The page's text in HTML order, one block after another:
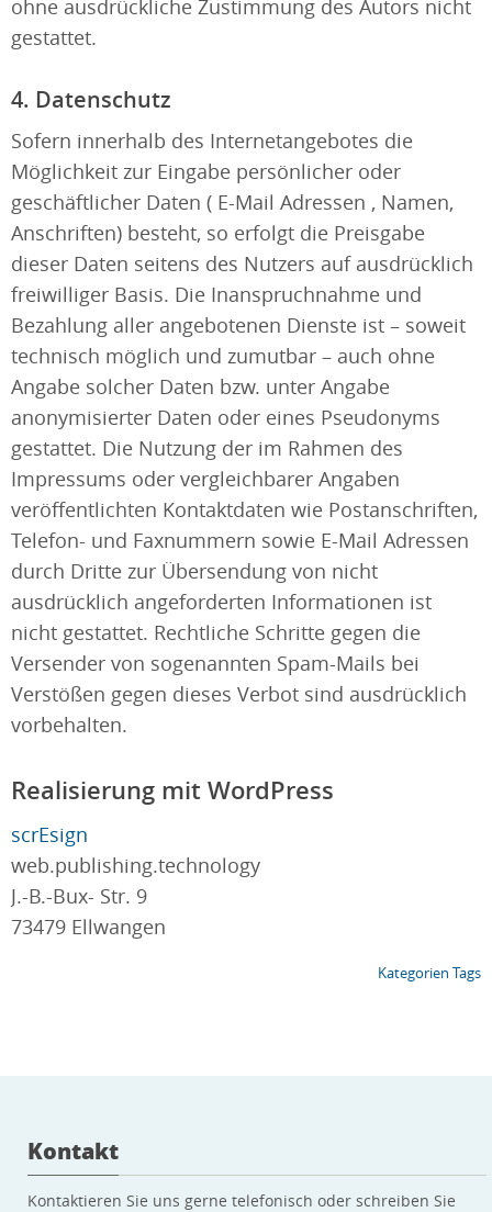
ohne ausdrückliche Zustimmung des Autors nicht
gestattet.
4. Datenschutz
Sofern innerhalb des Internetangebotes die
Möglichkeit zur Eingabe persönlicher oder
geschäftlicher Daten ( E-Mail Adressen , Namen,
Anschriften) besteht, so erfolgt die Preisgabe
dieser Daten seitens des Nutzers auf ausdrücklich
freiwilliger Basis. Die Inanspruchnahme und
Bezahlung aller angebotenen Dienste ist – soweit
technisch möglich und zumutbar – auch ohne
Angabe solcher Daten bzw. unter Angabe
anonymisierter Daten oder eines Pseudonyms
gestattet. Die Nutzung der im Rahmen des
Impressums oder vergleichbarer Angaben
veröffentlichten Kontaktdaten wie Postanschriften,
Telefon- und Faxnummern sowie E-Mail Adressen
durch Dritte zur Übersendung von nicht
ausdrücklich angeforderten Informationen ist
nicht gestattet. Rechtliche Schritte gegen die
Versender von sogenannten Spam-Mails bei
Verstößen gegen dieses Verbot sind ausdrücklich
vorbehalten.
Realisierung mit WordPress
scrEsign
web.publishing.technology
J.-B.-Bux- Str. 9
73479 Ellwangen
Kategorien Tags
Kontakt
Kontaktieren Sie uns gerne telefonisch oder schreiben Sie